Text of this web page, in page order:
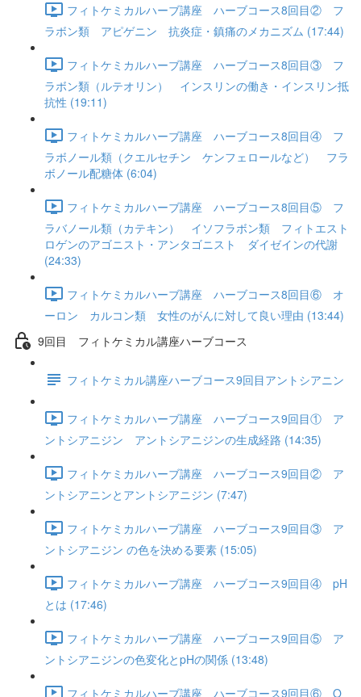
フィトケミカルハーブ講座 ハーブコース8回目② フ
ラボン類 アピゲニン 抗炎症・鎮痛のメカニズム (17:44)
フィトケミカルハーブ講座 ハーブコース8回目③ フ
ラボン類（ルテオリン） インスリンの働き・インスリン抵
抗性 (19:11)
フィトケミカルハーブ講座 ハーブコース8回目④ フ
ラボノール類（クエルセチン ケンフェロールなど） フラ
ボノール配糖体 (6:04)
フィトケミカルハーブ講座 ハーブコース8回目⑤ フ
ラバノール類（カテキン） イソフラボン類 フィトエスト
ロゲンのアゴニスト・アンタゴニスト ダイゼインの代謝
(24:33)
フィトケミカルハーブ講座 ハーブコース8回目⑥ オ
ーロン カルコン類 女性のがんに対して良い理由 (13:44)
9回目 フィトケミカル講座ハーブコース
フィトケミカル講座ハーブコース9回目アントシアニン
フィトケミカルハーブ講座 ハーブコース9回目① ア
ントシアニジン アントシアニジンの生成経路 (14:35)
フィトケミカルハーブ講座 ハーブコース9回目② ア
ントシアニンとアントシアニジン (7:47)
フィトケミカルハーブ講座 ハーブコース9回目③ ア
ントシアニジン の色を決める要素 (15:05)
フィトケミカルハーブ講座 ハーブコース9回目④ pH
とは (17:46)
フィトケミカルハーブ講座 ハーブコース9回目⑤ ア
ントシアニジンの色変化とpHの関係 (13:48)
フィトケミカルハーブ講座 ハーブコース9回目⑥ O